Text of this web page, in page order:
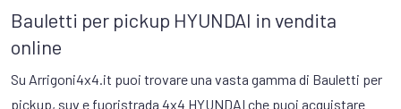
Bauletti per pickup HYUNDAI in vendita
online
Su Arrigoni4x4.it puoi trovare una vasta gamma di Bauletti per
pickup, suv e fuoristrada 4x4 HYUNDAI che puoi acquistare